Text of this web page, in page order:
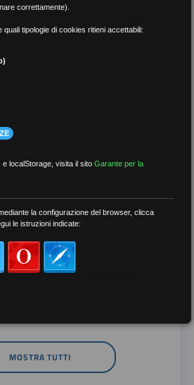
##Gilda
MOSTRA TUTTI
correttamente).
tipologie di cookies ritieni accettabili:
e localStorage, visita il sitoGarante per la
la configurazione del browser, clicca
le istruzioni indicate: